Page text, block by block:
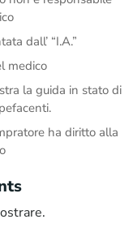
dall’ “I.A.”
medico
la guida in stato di
ha diritto alla